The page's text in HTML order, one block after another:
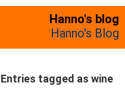
Hanno's blog
Hanno's Blog
Entries tagged as wine